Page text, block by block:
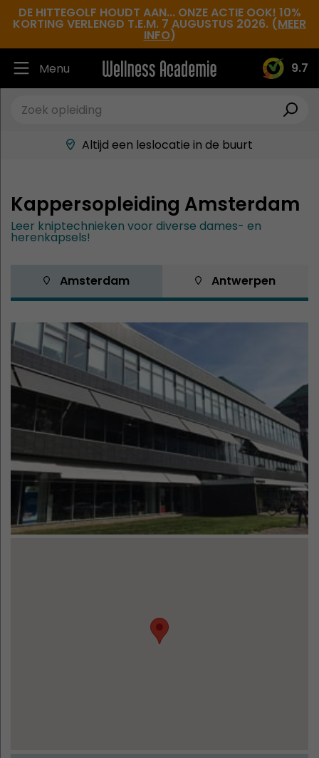
DE HITTEGOLF HOUDT AAN... ONZE ACTIE OOK! 10%
KORTING VERLENGD T.E.M. 7 AUGUSTUS 2026. (MEER
INFO)
9.7
Menu
Ruim 30.000 tevreden studenten
Beste docenten in de branche
Altijd een leslocatie in de buurt
Kappersopleiding Amsterdam
Leer kniptechnieken voor diverse dames- en
herenkapsels!
Amsterdam Antwerpen